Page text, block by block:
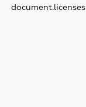
document.licenses